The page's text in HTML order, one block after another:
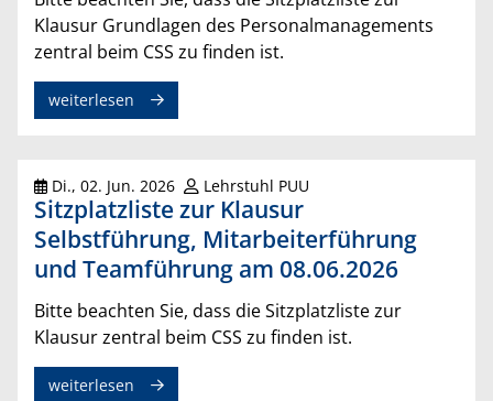
Klausur Grundlagen des Personalmanagements
zentral beim CSS zu finden ist.
weiterlesen
Di., 02. Jun. 2026 Lehrstuhl PUU
Sitzplatzliste zur Klausur
Selbstführung, Mitarbeiterführung
und Teamführung am 08.06.2026
Bitte beachten Sie, dass die Sitzplatzliste zur
Klausur zentral beim CSS zu finden ist.
weiterlesen